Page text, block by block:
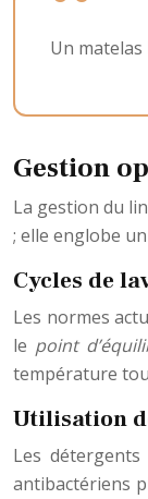
Un
Gestion
La gestion du
; elle englobe
Cycles de
Les normes
le point
température
Utilisation
Les
antibactériens